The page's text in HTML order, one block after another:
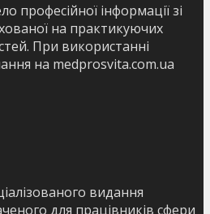
професійної інформації зі
на практикуючих
При використанні
на medprosvita.com.ua
видання
для працівників сфери